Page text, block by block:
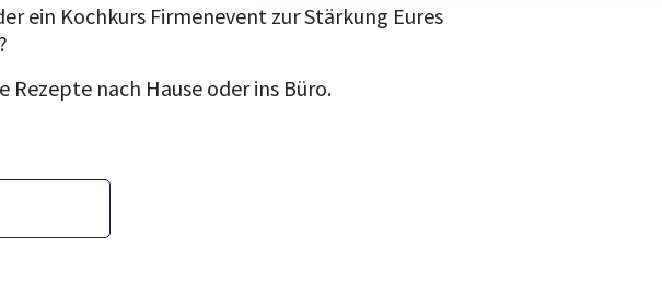
ein Kochkurs Firmenevent zur Stärkung Eures
nach Hause oder ins Büro.